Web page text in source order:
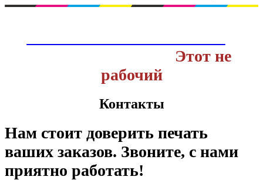
Этот не
рабочий
Контакты
Нам стоит доверить печать
ваших заказов. Звоните, с нами
приятно работать!